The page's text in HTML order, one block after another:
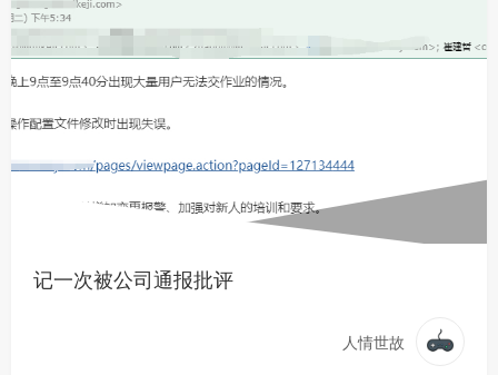
记一次被公司通报批评
人情世故